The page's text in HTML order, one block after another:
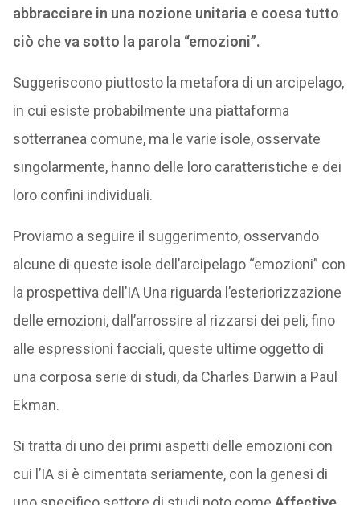
abbracciare in una nozione unitaria e coesa tutto
ciò che va sotto la parola “emozioni”.
Suggeriscono piuttosto la metafora di un arcipelago,
in cui esiste probabilmente una piattaforma
sotterranea comune, ma le varie isole, osservate
singolarmente, hanno delle loro caratteristiche e dei
loro confini individuali.
Proviamo a seguire il suggerimento, osservando
alcune di queste isole dell’arcipelago “emozioni” con
la prospettiva dell’IA Una riguarda l’esteriorizzazione
delle emozioni, dall’arrossire al rizzarsi dei peli, fino
alle espressioni facciali, queste ultime oggetto di
una corposa serie di studi, da Charles Darwin a Paul
Ekman.
Si tratta di uno dei primi aspetti delle emozioni con
cui l’IA si è cimentata seriamente, con la genesi di